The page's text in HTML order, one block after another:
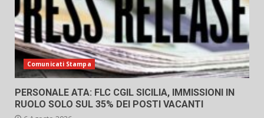
Comunicati Stampa
PERSONALE ATA: FLC CGIL SICILIA, IMMISSIONI IN
RUOLO SOLO SUL 35% DEI POSTI VACANTI